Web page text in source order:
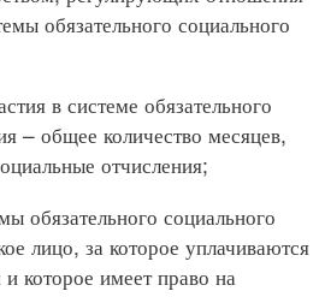
обязательного социального
в системе обязательного
– общее количество месяцев,
отчисления;
обязательного социального
лицо, за которое уплачиваются
которое имеет право на